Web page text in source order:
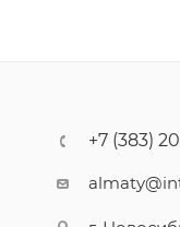
+7 (383)